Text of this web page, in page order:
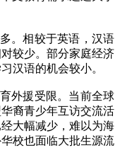
。相较于英语，汉语
较少。部分家庭经济
汉语的机会较小。
外援受限。当前全球
裔青少年互访交流活
大幅减少，难以为海
校也面临大批生源流